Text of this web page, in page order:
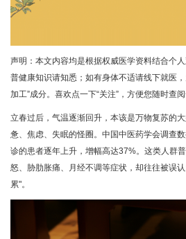
声明：本文内容均是根据权威医学资料结合个
普健康知识请知悉；如有身体不适请线下就医
加工”成分。喜欢点一下“关注”，方便您随时查
立春过后，气温逐渐回升，本该是万物复苏的
惫、焦虑、失眠的怪圈。中国中医药学会调查
诊的患者逐年上升，增幅高达37%。这类人群
怒、胁肋胀痛、月经不调等症状，却往往被误
累"。